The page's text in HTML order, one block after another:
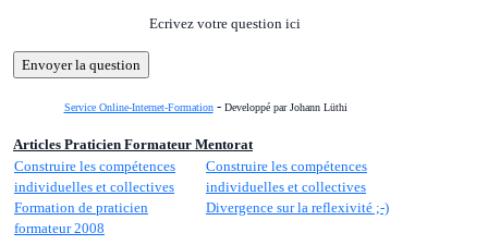
Ecrivez votre question ici
Service Online-Internet-Formation- Developpé par Johann Lüthi
Articles Praticien Formateur Mentorat
Construire les compétences
individuelles et collectives
Formation de praticien
formateur 2008
Construire les compétences
individuelles et collectives
Divergence sur la reflexivité ;-)